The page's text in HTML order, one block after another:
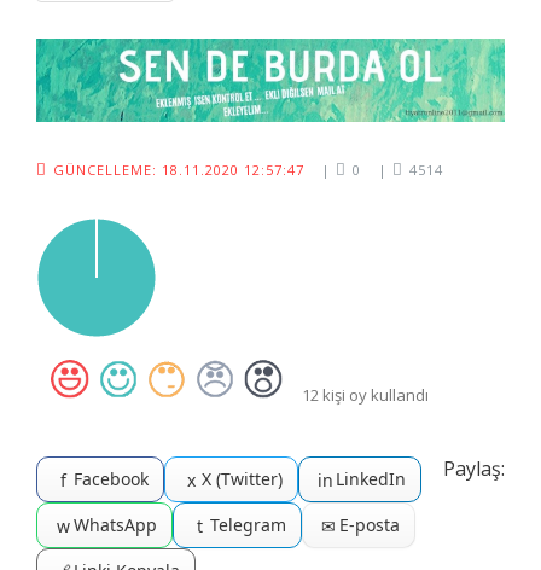
GÜNCELLEME: 18.11.2020 12:57:47 | 0 | 4514
12 kişi oy kullandı
Paylaş:
f Facebook x X (Twitter) in LinkedIn
wWhatsApp t Telegram ✉ E-posta